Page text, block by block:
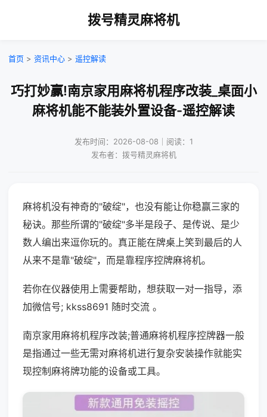
拨号精灵麻将机
首页 > 资讯中心 > 遥控解读
巧打妙赢!南京家用麻将机程序改装_桌面小
麻将机能不能装外置设备-遥控解读
发布时间：2026-08-08｜阅读：1
发布者：拨号精灵麻将机
麻将机没有神奇的"破绽"，也没有能让你稳赢三家的
秘诀。那些所谓的"破绽"多半是段子、是传说、是少
数人编出来逗你玩的。真正能在牌桌上笑到最后的人
从来不是靠"破绽"，而是靠程序控牌麻将机。
若你在仪器使用上需要帮助，想获取一对一指导，添
加微信号; kkss8691 随时交流 。
南京家用麻将机程序改装;普通麻将机程序控牌器一般
是指通过一些无需对麻将机进行复杂安装操作就能实
现控制麻将牌功能的设备或工具。